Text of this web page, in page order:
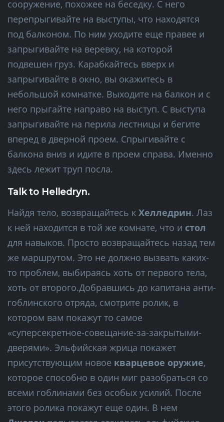
сооружение, похожее на беседку. С него
перепрыгивайте на выступы, что находятся
под балконом. По ним уходите еще правее и
запрыгивайте на веревку, на которой
подвешен груз. Карабкайтесь вверх и
запрыгивайте в окно, вы окажитесь в
небольшой комнатке. Выходите на балкон и с
него прыгайте направо на выступ. С выступа
запрыгивайте на перила лестницы и бегите
вперед в дверной проем. Спрыгивайте с
балкона вниз и идите в проем справа. Именно
здесь лежит труп посла.
Talk to Helledryn.
Найдя тело, возвращайтесь к Хелледрин. Лаз
к ней находится в той же комнате, что и стол
для навыков. Просто возвращайтесь назад тем
же маршрутом. Это не должно вызвать каких-
то проблем, выбираясь хоть от первого тела,
хоть от второго.Добравшись до капитана анти-
гоблинского отряда, смотрите ролик, в
котором вам покажут то самое
«суперсекретное-совещание-за-закрытыми-
дверями». Эльфийская жрица покажет
присутствующим новое кварцевое оружие,
которое способно в один миг разобраться со
всеми гоблинами без особых усилий. После
этого ролика покажут еще один. В нем